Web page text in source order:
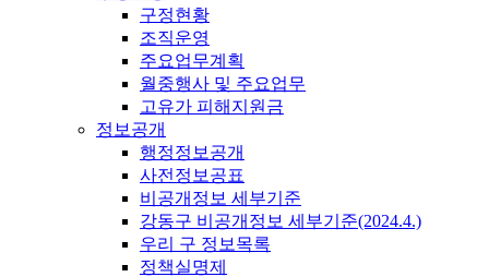
구정현황
조직운영
주요업무계획
월중행사 및 주요업무
고유가 피해지원금
정보공개
행정정보공개
사전정보공표
비공개정보 세부기준
강동구 비공개정보 세부기준(2024.4.)
우리 구 정보목록
정책실명제